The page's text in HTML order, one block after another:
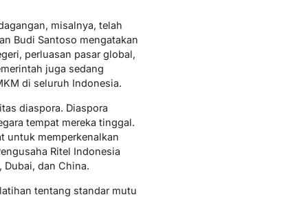
misalnya, telah
Budi Santoso mengatakan
perluasan pasar global,
juga sedang
di seluruh Indonesia.
diaspora. Diaspora
tempat mereka tinggal.
untuk memperkenalkan
Ritel Indonesia
Dubai, dan China.
tentang standar mutu